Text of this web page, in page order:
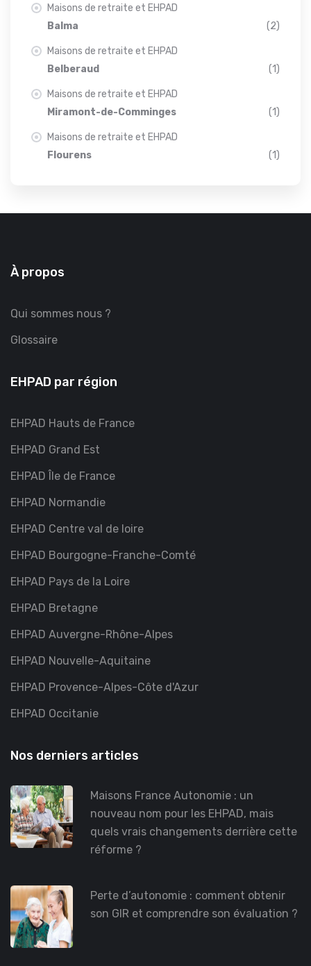
Maisons de retraite et EHPAD
Balma
(2)
Maisons de retraite et EHPAD
Belberaud
(1)
Maisons de retraite et EHPAD
Miramont-de-Comminges
(1)
Maisons de retraite et EHPAD
Flourens
(1)
À propos
Qui sommes nous ?
Glossaire
EHPAD par région
EHPAD Hauts de France
EHPAD Grand Est
EHPAD Île de France
EHPAD Normandie
EHPAD Centre val de loire
EHPAD Bourgogne-Franche-Comté
EHPAD Pays de la Loire
EHPAD Bretagne
EHPAD Auvergne-Rhône-Alpes
EHPAD Nouvelle-Aquitaine
EHPAD Provence-Alpes-Côte d'Azur
EHPAD Occitanie
Nos derniers articles
Maisons France Autonomie : un
nouveau nom pour les EHPAD, mais
quels vrais changements derrière cette
réforme ?
Perte d’autonomie : comment obtenir
son GIR et comprendre son évaluation ?